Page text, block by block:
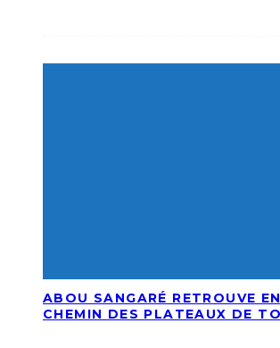
ABOU SANGARÉ RETROUVE
CHEMIN DES PLATEAUX DE